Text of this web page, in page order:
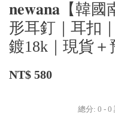
𝐧𝐞𝐰𝐚𝐧𝐚【韓國
形耳釘｜耳扣
鍍18k｜現貨＋
NT$ 580
總分: 0 - 0